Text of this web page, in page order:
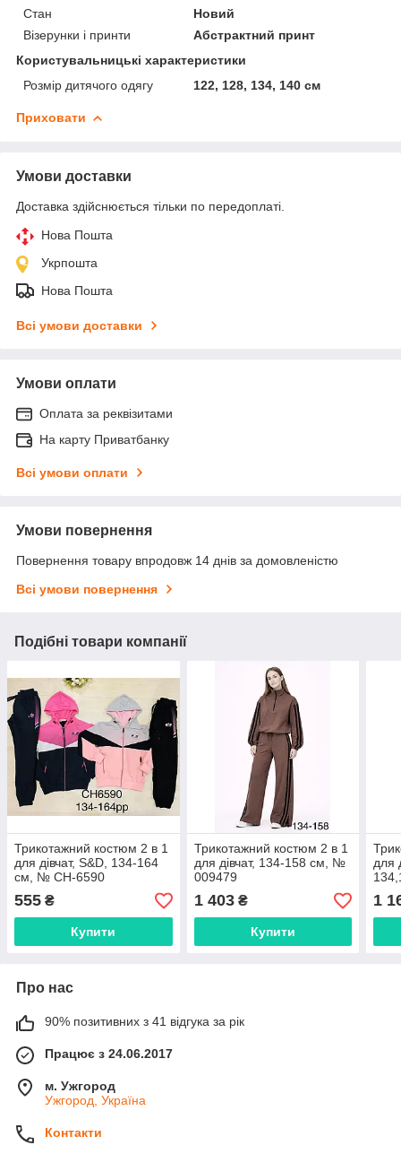
Стан
Новий
Візерунки і принти
Абстрактний принт
Користувальницькі характеристики
Розмір дитячого одягу
122, 128, 134, 140 см
Приховати
Умови доставки
Доставка здійснюється тільки по передоплаті.
Нова Пошта
Укрпошта
Нова Пошта
Всі умови доставки
Умови оплати
Оплата за реквізитами
На карту Приватбанку
Всі умови оплати
Умови повернення
Повернення товару впродовж 14 днів за домовленістю
Всі умови повернення
Подібні товари компанії
Трикотажний костюм 2 в 1
для дівчат, S&D, 134-164
см, № CH-6590
555 ₴
Купити
Трикотажний костюм 2 в 1
для дівчат, 134-158 см, №
009479
1 403₴
Купити
для
1
Про нас
90% позитивних з 41 відгука за рік
Працює з 24.06.2017
м. Ужгород
Ужгород, Україна
Контакти